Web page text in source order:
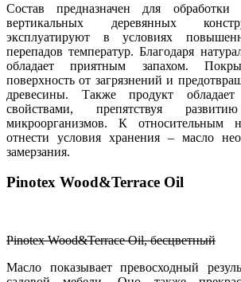
Состав предназначен для обработки
вертикальных деревянных
эксплуатируют в условиях
перепадов температур. Благодаря
обладает приятным запахом.
поверхность от загрязнений и
древесины. Также продукт обладает
свойствами, препятствуя
микроорганизмов. К относительным
отнести условия хранения – масло
замерзания.
Pinotex Wood&Terrace Oil
Pinotex Wood&Terrace Oil, бесцветный
Масло показывает превосходный